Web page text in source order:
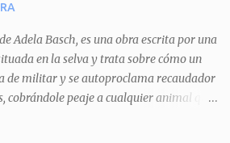
Adela Basch, es una obra escrita por una
en la selva y trata sobre cómo un
de militar y se autoproclama recaudador
cobrándole peaje a cualquier animal que